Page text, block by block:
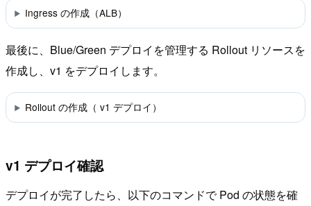
Ingress の作成（ALB）
最後に、Blue/Green デプロイを管理する Rollout リソースを
作成し、v1 をデプロイします。
Rollout の作成（ v1 デプロイ）
v1 デプロイ確認
デプロイが完了したら、以下のコマンドで Pod の状態を確